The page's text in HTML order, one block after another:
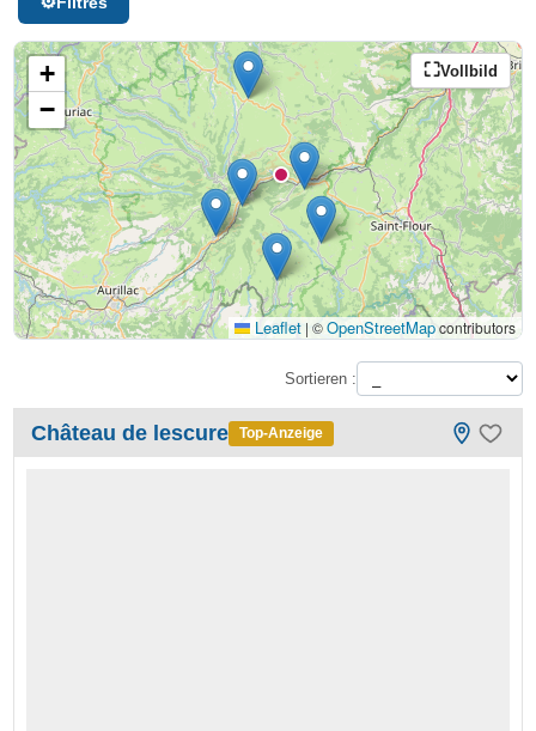
Vollbild
+
−
Leaflet | ©OpenStreetMapcontributors
Sortieren :
Château de lescure Top-Anzeige